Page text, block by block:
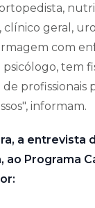
geral,
com
tem
de profissionais
informam.
a entrevista
ao Programa